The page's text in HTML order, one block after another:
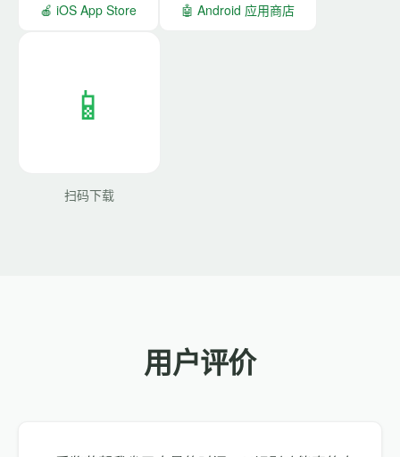
🍎 iOS App Store 🤖 Android 应用商店
📱
扫码下载
用户评价